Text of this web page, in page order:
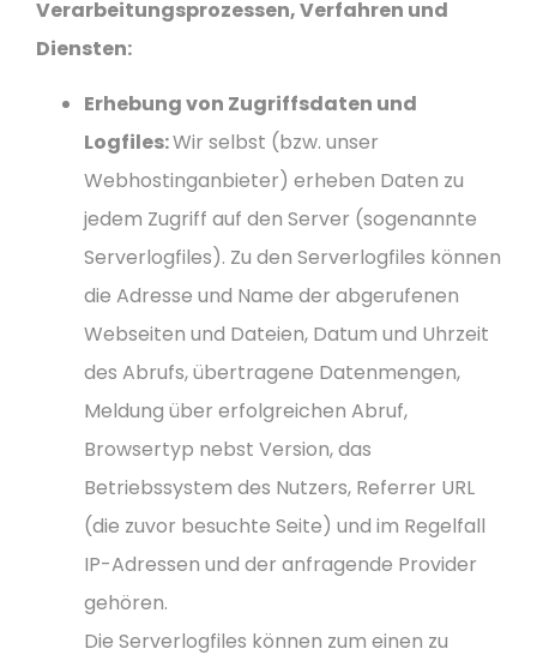
Verarbeitungsprozessen, Verfahren und
Diensten:
Erhebung von Zugriffsdaten und
Logfiles:Wir selbst (bzw. unser
Webhostinganbieter) erheben Daten zu
jedem Zugriff auf den Server (sogenannte
Serverlogfiles). Zu den Serverlogfiles können
die Adresse und Name der abgerufenen
Webseiten und Dateien, Datum und Uhrzeit
des Abrufs, übertragene Datenmengen,
Meldung über erfolgreichen Abruf,
Browsertyp nebst Version, das
Betriebssystem des Nutzers, Referrer URL
(die zuvor besuchte Seite) und im Regelfall
IP-Adressen und der anfragende Provider
gehören.
Die Serverlogfiles können zum einen zu